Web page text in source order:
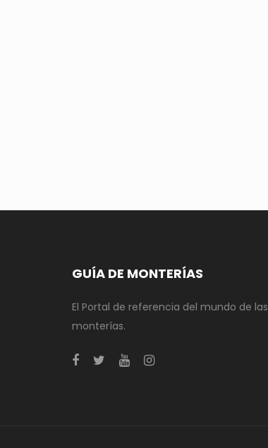
GUÍA DE MONTERÍAS
El Portal de referencia del mundo de las
monterías.